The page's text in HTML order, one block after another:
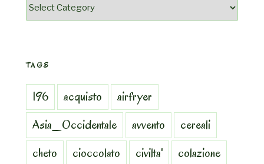
TAGS
196 acquisto
airfryer
Asia_Occidentale
avvento
cereali
cheto
cioccolato civilta'
colazione